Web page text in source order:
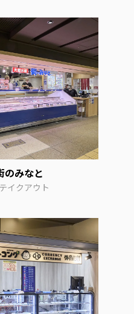
のみなと
イクアウト